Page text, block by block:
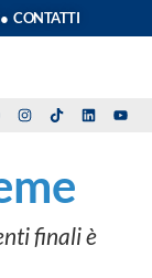
● CONTATTI
finali è